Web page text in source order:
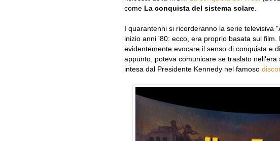
come La conquista del sistema solare
I quarantenni si ricorderanno la serie televisiva
inizio anni '80: ecco, era proprio basata sul
evidentemente evocare il senso di conquista e
appunto, poteva comunicare se traslato nell'era
intesa dal Presidente Kennedy nel famoso